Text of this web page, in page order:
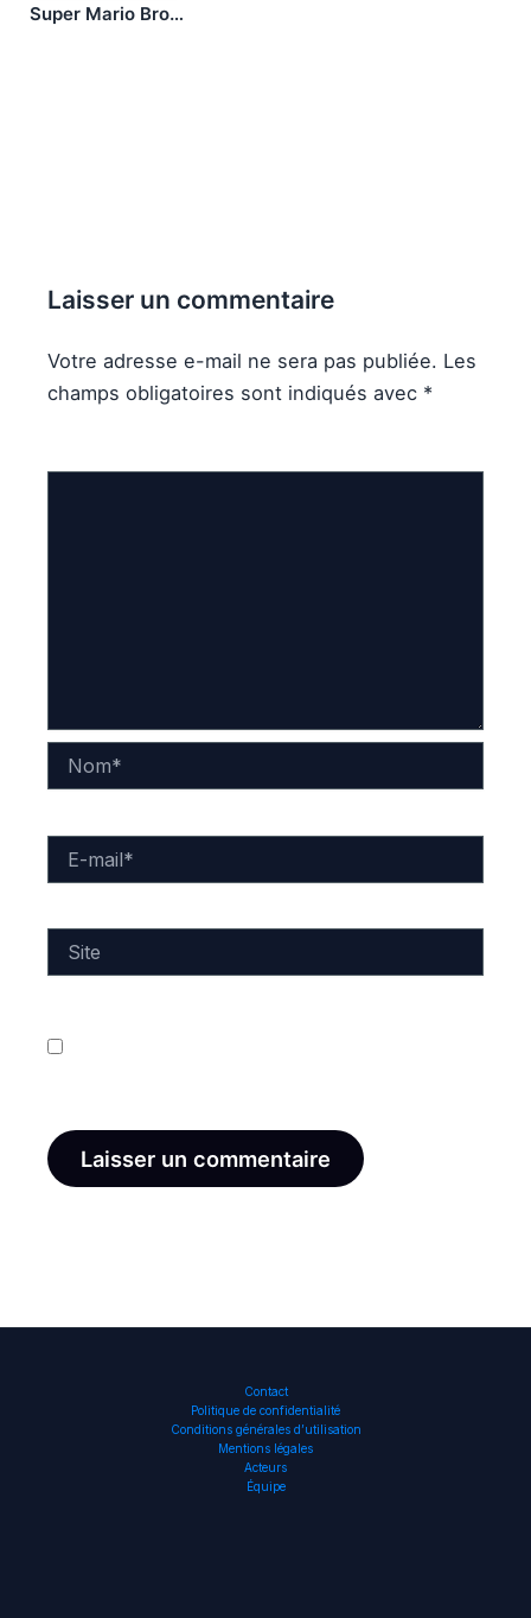
Super Mario Bros., le film
Laisser un commentaire
Votre adresse e-mail ne sera pas publiée. Les
champs obligatoires sont indiqués avec *
mail*
Contact
Politique de confidentialité
Conditions générales d’utilisation
Mentions légales
Acteurs
Équipe